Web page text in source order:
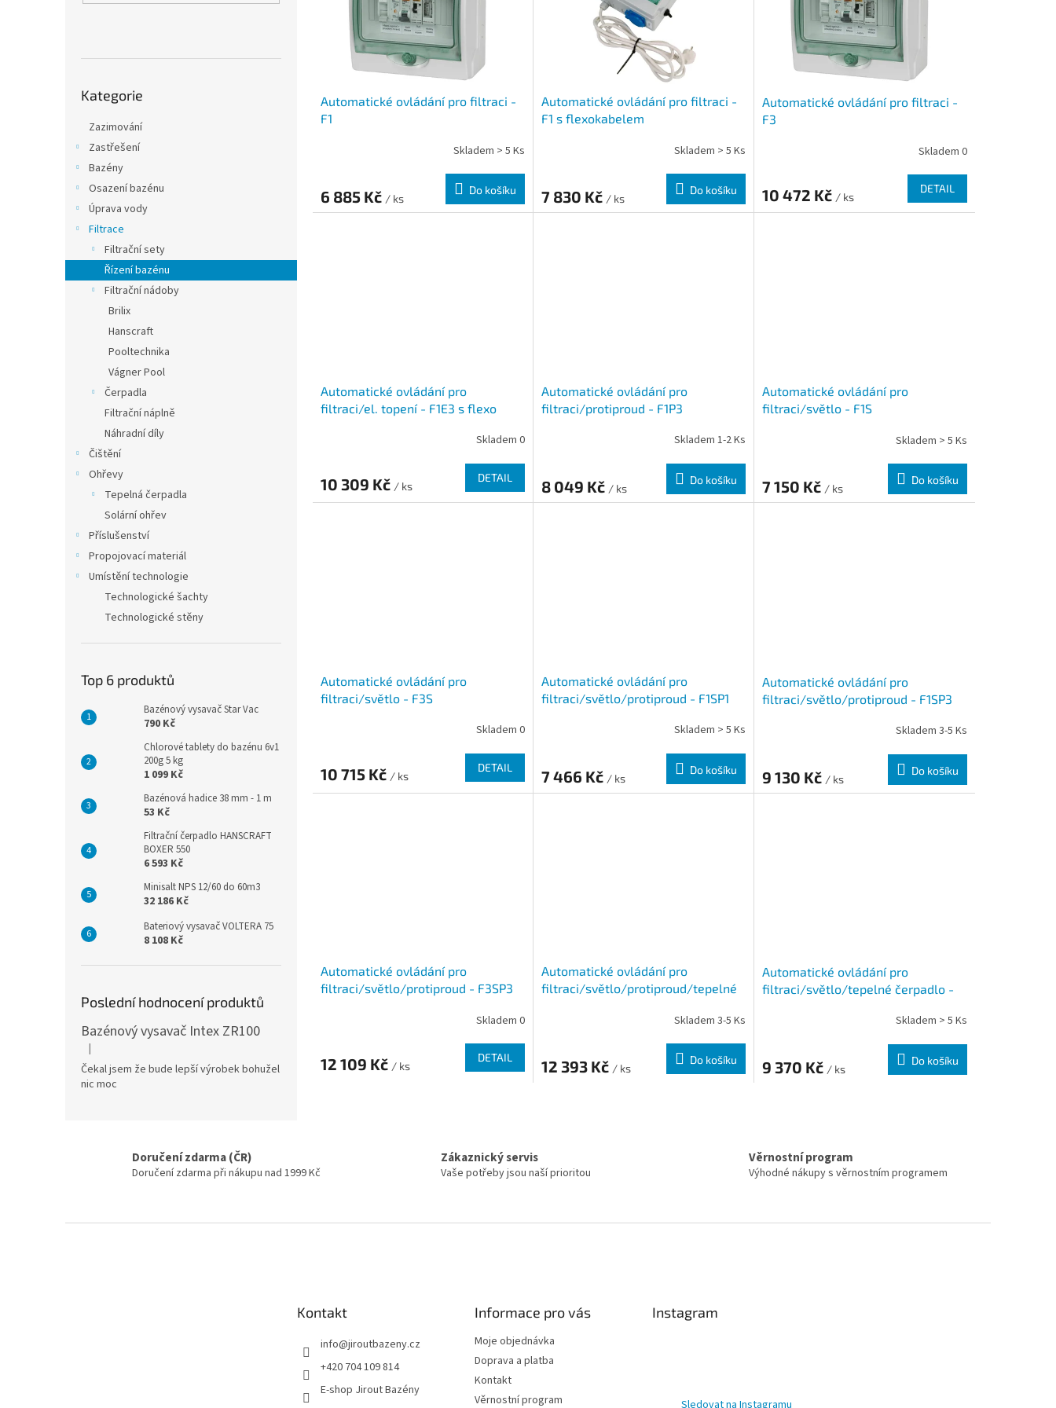
Kategorie
Zazimování
Zastřešení
Bazény
Osazení bazénu
Úprava vody
Filtrace
Filtrační sety
Řízení bazénu
Filtrační nádoby
Brilix
Hanscraft
Pooltechnika
Vágner Pool
Čerpadla
Filtrační náplně
Náhradní díly
Čištění
Ohřevy
Tepelná čerpadla
Solární ohřev
Příslušenství
Propojovací materiál
Umístění technologie
Technologické šachty
Technologické stěny
Top 6 produktů
Bazénový vysavač Star Vac
790 Kč
Chlorové tablety do bazénu 6v1
200g 5 kg
1 099 Kč
Bazénová hadice 38 mm - 1 m
53 Kč
Filtrační čerpadlo HANSCRAFT
BOXER 550
6 593 Kč
Minisalt NPS 12/60 do 60m3
32 186 Kč
Bateriový vysavač VOLTERA 75
8 108 Kč
Poslední hodnocení produktů
Bazénový vysavač Intex ZR100
Hodnocení produktu je 3 z 5 hvězdiček.
|
Čekal jsem že bude lepší výrobek bohužel
nic moc
Automatické ovládání pro filtraci -
F1
Skladem > 5 Ks
6 885 Kč / ks
Do košíku
Automatické ovládání pro filtraci -
F1 s flexokabelem
Skladem > 5 Ks
7 830 Kč / ks
Do košíku
Automatické ovládání pro filtraci -
F3
Skladem 0
10 472 Kč / ks
DETAIL
Automatické ovládání pro
filtraci/el. topení - F1E3 s flexo
Skladem 0
10 309 Kč / ks
DETAIL
Automatické ovládání pro
filtraci/protiproud - F1P3
Skladem 1-2 Ks
8 049 Kč / ks
Do košíku
Automatické ovládání pro
filtraci/světlo - F1S
Skladem > 5 Ks
7 150 Kč / ks
Do košíku
Automatické ovládání pro
filtraci/světlo - F3S
Skladem 0
10 715 Kč / ks
DETAIL
Automatické ovládání pro
filtraci/světlo/protiproud - F1SP1
Skladem > 5 Ks
7 466 Kč / ks
Do košíku
Automatické ovládání pro
filtraci/světlo/protiproud - F1SP3
Skladem 3-5 Ks
9 130 Kč / ks
Do košíku
Automatické ovládání pro
filtraci/světlo/protiproud - F3SP3
Skladem 0
12 109 Kč / ks
DETAIL
Automatické ovládání pro
filtraci/světlo/protiproud/tepelné
Skladem 3-5 Ks
12 393 Kč / ks
Do košíku
Automatické ovládání pro
filtraci/světlo/tepelné čerpadlo -
Skladem > 5 Ks
9 370 Kč / ks
Do košíku
Doručení zdarma (ČR)
Doručení zdarma při nákupu nad 1999 Kč
Zákaznický servis
Vaše potřeby jsou naší prioritou
Věrnostní program
Výhodné nákupy s věrnostním programem
Kontakt
info@jiroutbazeny.cz
+420 704 109 814
E-shop Jirout Bazény
Informace pro vás
Moje objednávka
Doprava a platba
Kontakt
Věrnostní program
Instagram
Sledovat na Instagramu